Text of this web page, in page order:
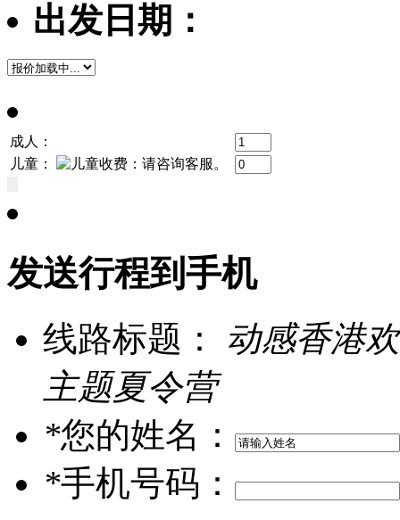
出发日期：
成人：
儿童：
发送行程到手机
线路标题：
动感香港
主题夏令营
*您的姓名：
*手机号码：